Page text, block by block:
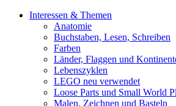
Interessen & Themen
Anatomie
Buchstaben, Lesen, Schreiben
Farben
Länder, Flaggen und
Lebenszyklen
LEGO neu verwendet
Loose Parts und Small World
Malen, Zeichnen und Basteln